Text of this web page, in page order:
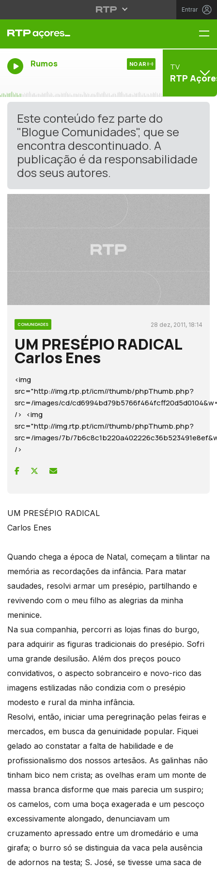
Entrar
Rumos NO AR TV
RTP
Este conteúdo fez parte do
"Blogue Comunidades", que se
encontra descontinuado. A
publicação é da responsabilidade
dos seus autores.
COMUNIDADES 28 dez, 2011, 18:14
UM PRESÉPIO RADICAL
Carlos Enes
<img
src="http://img.rtp.pt/icm//thumb/phpThumb.php?
src=/images/cd/
/> <img
src="http://img.rtp.pt/icm//thumb/phpThumb.php?
src=/images/7b/
/>
UM PRESÉPIO RADICAL
Carlos Enes
Quando chega a época de Natal, começam a tilintar na
memória as recordações da infância. Para matar
saudades, resolvi armar um presépio, partilhando e
revivendo com o meu filho as alegrias da minha
meninice.
Na sua companhia, percorri as lojas finas do burgo,
para adquirir as figuras tradicionais do presépio. Sofri
uma grande desilusão. Além dos preços pouco
convidativos, o aspecto sobranceiro e novo-rico das
imagens estilizadas não condizia com o presépio
modesto e rural da minha infância.
Resolvi, então, iniciar uma peregrinação pelas feiras e
mercados, em busca da genuinidade popular. Fiquei
gelado ao constatar a falta de habilidade e de
profissionalismo dos nossos artesãos. As galinhas não
tinham bico nem crista; as ovelhas eram um monte de
massa branca disforme que mais parecia um suspiro;
os camelos, com uma boça exagerada e um pescoço
excessivamente alongado, denunciavam um
cruzamento apressado entre um dromedário e uma
girafa; o burro só se distinguia da vaca pela ausência
de adornos na testa; S. José, se tivesse uma saca de